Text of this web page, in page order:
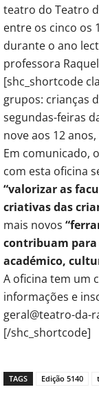
teatro do Teatro
entre os cinco os
durante o ano
professora
[shc_shortcode
grupos: crianças
segundas-feiras
nove aos 12
Em comunicado,
com esta oficina
“valorizar as
criativas das
mais novos
contribuam para
académico,
A oficina tem um
informações e
geral@teatro-da-
[/shc_shortcode]
TAGS Edição 5140